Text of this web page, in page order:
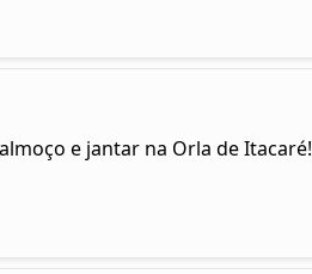
e jantar na Orla de Itacaré!